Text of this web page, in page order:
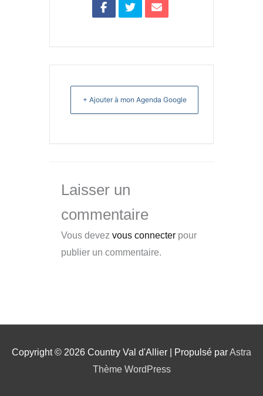
+ Ajouter à mon Agenda Google
Laisser un
commentaire
Vous devez vous connecter pour
publier un commentaire.
Copyright © 2026 Country Val d'Allier | Propulsé parAstra
Thème WordPress